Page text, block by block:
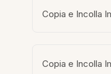
Copia e Incolla
Copia e Incolla